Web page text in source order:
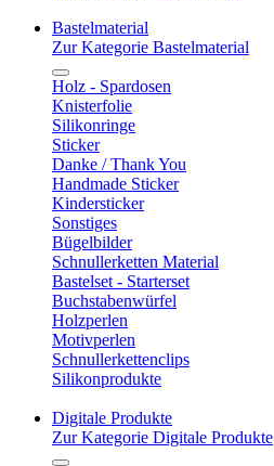
Bastelmaterial
Zur Kategorie Bastelmaterial
Holz - Spardosen
Knisterfolie
Silikonringe
Sticker
Danke / Thank You
Handmade Sticker
Kindersticker
Sonstiges
Bügelbilder
Schnullerketten Material
Bastelset - Starterset
Buchstabenwürfel
Holzperlen
Motivperlen
Schnullerkettenclips
Silikonprodukte
Digitale Produkte
Zur Kategorie Digitale Produkte